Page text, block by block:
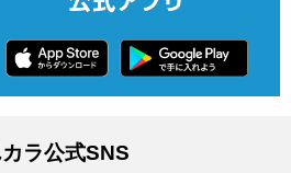
ラ公式SNS